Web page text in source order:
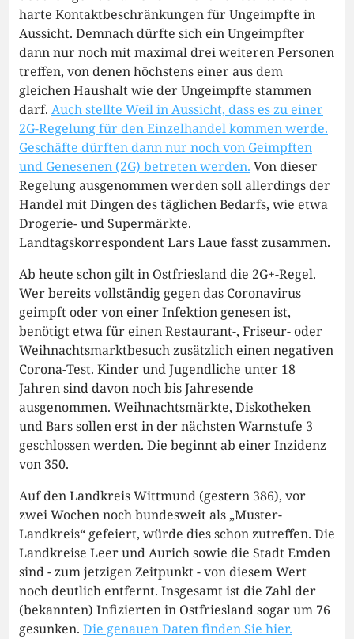
harte Kontaktbeschränkungen für Ungeimpfte in
Aussicht. Demnach dürfte sich ein Ungeimpfter
dann nur noch mit maximal drei weiteren Personen
treffen, von denen höchstens einer aus dem
gleichen Haushalt wie der Ungeimpfte stammen
darf. Auch stellte Weil in Aussicht, dass es zu einer
2G-Regelung für den Einzelhandel kommen werde.
Geschäfte dürften dann nur noch von Geimpften
und Genesenen (2G) betreten werden. Von dieser
Regelung ausgenommen werden soll allerdings der
Handel mit Dingen des täglichen Bedarfs, wie etwa
Drogerie- und Supermärkte.
Landtagskorrespondent Lars Laue fasst zusammen.
Ab heute schon gilt in Ostfriesland die 2G+-Regel.
Wer bereits vollständig gegen das Coronavirus
geimpft oder von einer Infektion genesen ist,
benötigt etwa für einen Restaurant-, Friseur- oder
Weihnachtsmarktbesuch zusätzlich einen negativen
Corona-Test. Kinder und Jugendliche unter 18
Jahren sind davon noch bis Jahresende
ausgenommen. Weihnachtsmärkte, Diskotheken
und Bars sollen erst in der nächsten Warnstufe 3
geschlossen werden. Die beginnt ab einer Inzidenz
von 350.
Auf den Landkreis Wittmund (gestern 386), vor
zwei Wochen noch bundesweit als „Muster-
Landkreis“ gefeiert, würde dies schon zutreffen. Die
Landkreise Leer und Aurich sowie die Stadt Emden
sind - zum jetzigen Zeitpunkt - von diesem Wert
noch deutlich entfernt. Insgesamt ist die Zahl der
(bekannten) Infizierten in Ostfriesland sogar um 76
gesunken. Die genauen Daten finden Sie hier.